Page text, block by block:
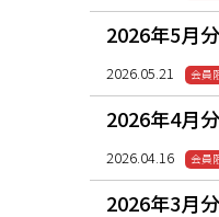
2026年5月
2026.05.21
2026年4月
2026.04.16
2026年3月